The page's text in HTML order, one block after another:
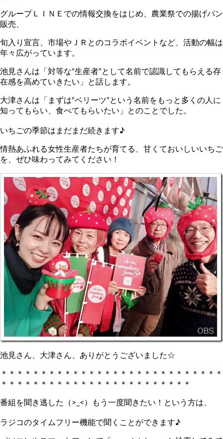
グループＬＩＮＥでの情報交換をはじめ、農業祭での揚げパン
販売、
旬入り宣言、市場やＪＲとのコラボイベントなど、活動の幅は
年々広がっています。
池見さんは「対等な“生産者”として名前で認識してもらえる存
在感を高めていきたい」と話します。
大津さんは「まずは“ベリーツ”という名前をもっと多くの人に
知ってもらい、食べてもらいたい」とのことでした。
いちごの季節はまだまだ続きます♪
情熱あふれる女性生産者たちが育てる、甘くておいしいいちご
を、ぜひ味わってみてください！
池見さん、大津さん、ありがとうございました☆
＊＊＊＊＊＊＊＊＊＊＊＊＊＊＊＊＊＊＊＊＊＊＊＊＊＊＊＊
＊＊＊＊＊＊＊＊＊＊＊＊＊＊＊＊＊＊＊＊＊＊＊＊
番組を聞き逃した（>_<）もう一度聞きたい！という方は、
ラジコのタイムフリー機能で聞くことができます♪